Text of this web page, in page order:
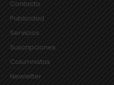
Contacto
Publicidad
Servicios
Suscripciones
Columnistas
Newletter